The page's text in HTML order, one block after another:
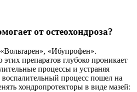
от остеохондроза?
«Ибупрофен».
этих препаратов глубоко проникает
процессы и устраняя
процесс пошел на
хондропротекторы в виде мазей: